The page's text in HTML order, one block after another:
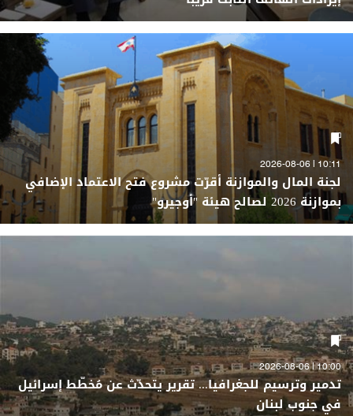
10:11 | 2026-08-06
لجنة المال والموازنة أقرّت مشروع فتح الاعتماد الإضافي
بموازنة 2026 لصالح هيئة "أوجيرو"
10:00 | 2026-08-06
تدمير وترسيم للجغرافيا... تقرير يتحدّث عن مُخطّط إسرائيل
في جنوب لبنان